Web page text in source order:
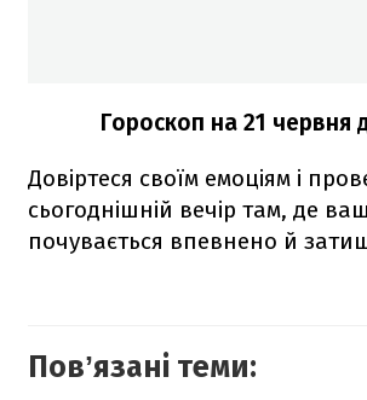
Гороскоп на 21 червня
Довіртеся своїм емоціям і
сьогоднішній вечір там, де
почувається впевнено й
Повʼязані теми: